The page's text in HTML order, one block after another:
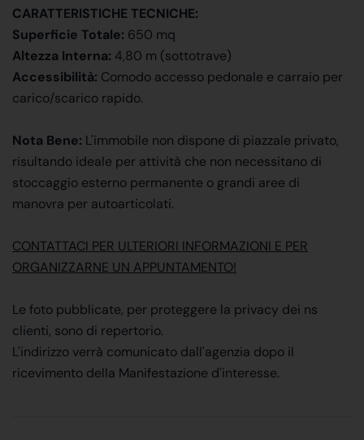
CARATTERISTICHE TECNICHE:
Superficie Totale: 650 mq
Altezza Interna: 4,80 m (sottotrave)
Accessibilità: Comodo accesso pedonale e carraio per
carico/scarico rapido.
Nota Bene: L'immobile non dispone di piazzale privato,
risultando ideale per attività che non necessitano di
stoccaggio esterno permanente o grandi aree di
manovra per autoarticolati.
CONTATTACI PER ULTERIORI INFORMAZIONI E PER
ORGANIZZARNE UN APPUNTAMENTO!
Le foto pubblicate, per proteggere la privacy dei ns
clienti, sono di repertorio.
L'indirizzo verrà comunicato dall'agenzia dopo il
ricevimento della Manifestazione d'interesse.